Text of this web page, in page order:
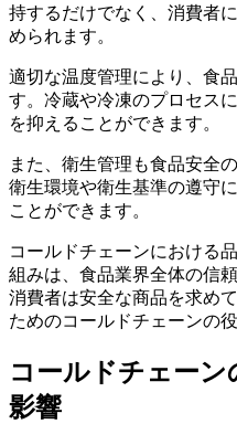
持するだけでなく、消費者
められます。
適切な温度管理により、食
す。冷蔵や冷凍のプロセス
を抑えることができます。
また、衛生管理も食品安全
衛生環境や衛生基準の遵守
ことができます。
コールドチェーンにおける
組みは、食品業界全体の信
消費者は安全な商品を求め
ためのコールドチェーンの
コールドチェーン
影響